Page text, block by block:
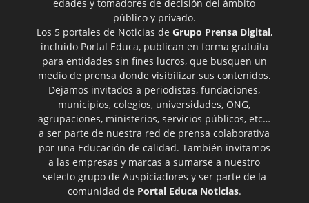
edades y tomadores de decisión del ámbito
público y privado.
Los 5 portales de Noticias de Grupo Prensa Digital,
incluido Portal Educa, publican en forma gratuita
para entidades sin fines lucros, que busquen un
medio de prensa donde visibilizar sus contenidos.
Dejamos invitados a periodistas, fundaciones,
municipios, colegios, universidades, ONG,
agrupaciones, ministerios, servicios públicos, etc…
a ser parte de nuestra red de prensa colaborativa
por una Educación de calidad. También invitamos
a las empresas y marcas a sumarse a nuestro
selecto grupo de Auspiciadores y ser parte de la
comunidad de Portal Educa Noticias.